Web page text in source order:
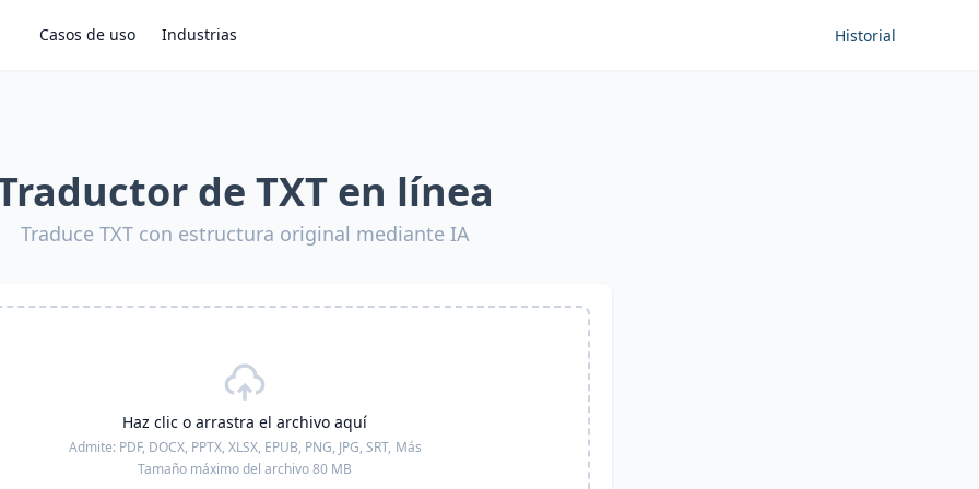
Casos de uso Industrias Historial
de TXT en línea
Traduce TXT con estructura original mediante IA
Haz clic o arrastra el archivo aquí
Admite: PDF, DOCX, PPTX, XLSX, EPUB, PNG, JPG, SRT, Más
Tamaño máximo del archivo 80 MB